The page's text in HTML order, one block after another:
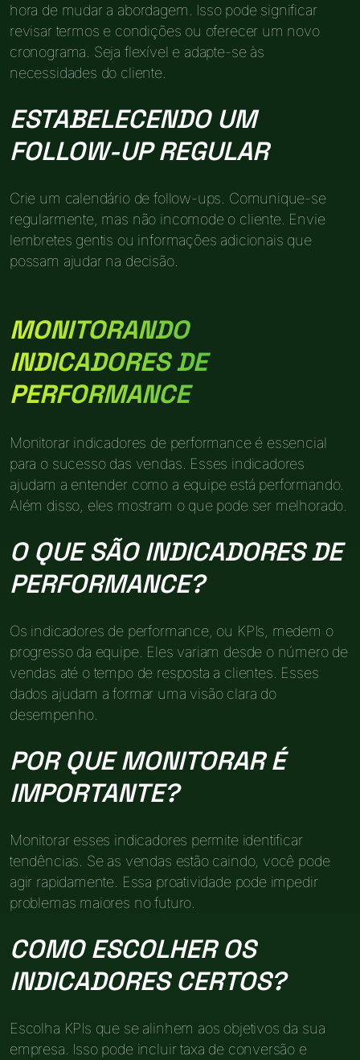
hora de mudar a abordagem. Isso pode significar
revisar termos e condições ou oferecer um novo
cronograma. Seja flexível e adapte-se às
necessidades do cliente.
ESTABELECENDO UM
FOLLOW-UP REGULAR
Crie um calendário de follow-ups. Comunique-se
regularmente, mas não incomode o cliente. Envie
lembretes gentis ou informações adicionais que
possam ajudar na decisão.
MONITORANDO
INDICADORES DE
PERFORMANCE
Monitorar indicadores de performance é essencial
para o sucesso das vendas. Esses indicadores
ajudam a entender como a equipe está performando.
Além disso, eles mostram o que pode ser melhorado.
O QUE SÃO INDICADORES DE
PERFORMANCE?
Os indicadores de performance, ou KPIs, medem o
progresso da equipe. Eles variam desde o número de
vendas até o tempo de resposta a clientes. Esses
dados ajudam a formar uma visão clara do
desempenho.
POR QUE MONITORAR É
IMPORTANTE?
Monitorar esses indicadores permite identificar
tendências. Se as vendas estão caindo, você pode
agir rapidamente. Essa proatividade pode impedir
problemas maiores no futuro.
COMO ESCOLHER OS
INDICADORES CERTOS?
Escolha KPIs que se alinhem aos objetivos da sua
empresa. Isso pode incluir taxa de conversão e